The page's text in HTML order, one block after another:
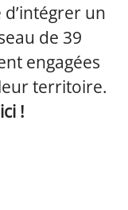
d’intégrer un
de 39
engagées
territoire.
!